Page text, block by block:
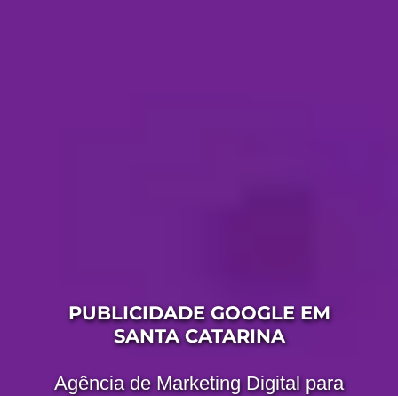
PUBLICIDADE GOOGLE EM
SANTA CATARINA
Agência de Marketing Digital para